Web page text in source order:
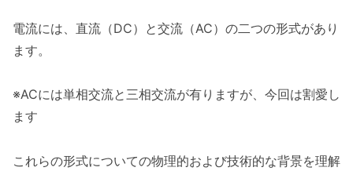
電流には、直流（DC）と交流（AC）の二つの形式があり
ます。
※ACには単相交流と三相交流が有りますが、今回は割愛し
ます
これらの形式についての物理的および技術的な背景を理解